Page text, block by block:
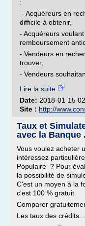
:
- Acquéreurs en
difficile à obtenir,
- Acquéreurs
remboursement
- Vendeurs en
trouver,
- Vendeurs
Lire la suite
Date: 2018-01-15
Site : http://
Taux et
avec la Banque
Vous voulez acheter
intéressez
Populaire ? Pour
la possibilité de
C'est un moyen à la
c'est 100 % gratuit.
Comparer
Les taux des crédits...